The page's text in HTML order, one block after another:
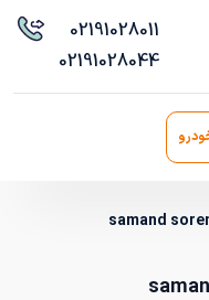
02191028011
02191028044
samand